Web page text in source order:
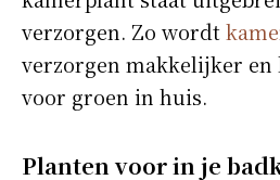
verzorgen. Zo wordt
verzorgen makkelijker en
voor groen in huis.
Planten voor in je